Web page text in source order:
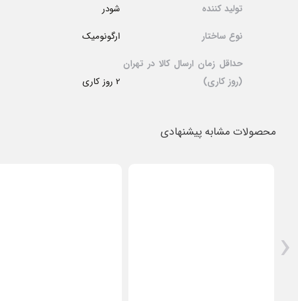
تولید کننده
شودر
نوع ساختار
ارگونومیک
حداقل زمان ارسال کالا در تهران
(روز کاری)
2 روز کاری
محصولات مشابه پیشنهادی
‹